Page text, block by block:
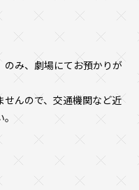
み、劇場にてお預かりが
んので、交通機関など近